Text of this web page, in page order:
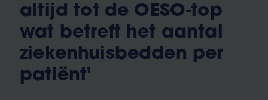
altijd tot de OESO-top
wat betreft het aantal
ziekenhuisbedden per
patiënt'